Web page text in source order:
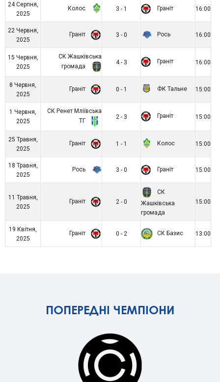
24 Серпня,
2025
Колос 3 - 1 Граніт 16:00
22 Червня,
2025
Граніт 3 - 0 Рось 16:00
15 Червня,
2025
СК Жашківська
громада
4 - 3 Граніт 16:00
8 Червня,
2025
Граніт 0 - 1 ФК Тальне 15:00
1 Червня,
2025
СК Ренет Мліївська
ТГ
2 - 3 Граніт 15:00
25 Травня,
2025
Граніт 1 - 1 Колос 15:00
18 Травня,
2025
Рось 3 - 0 Граніт 15:00
11 Травня,
2025
Граніт 2 - 0
СК
Жашківська
громада
15:00
19 Квітня,
2025
Граніт 0 - 2 СК Базис 13:00
ПОПЕРЕДНІ ЧЕМПІОНИ